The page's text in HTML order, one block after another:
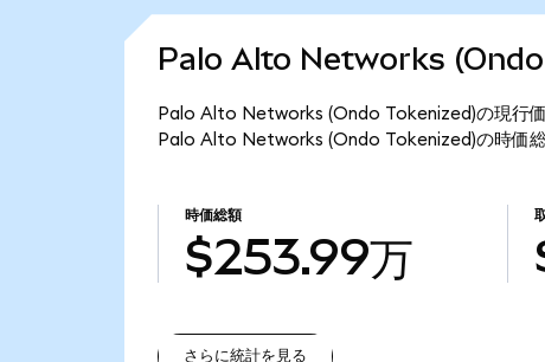
Palo Alto Networks (Ondo
Palo Alto Networks (Ondo Tokenized)の現行
Palo Alto Networks (Ondo Tokenized)の時価総
時価総額
$253.99万
さらに統計を見る